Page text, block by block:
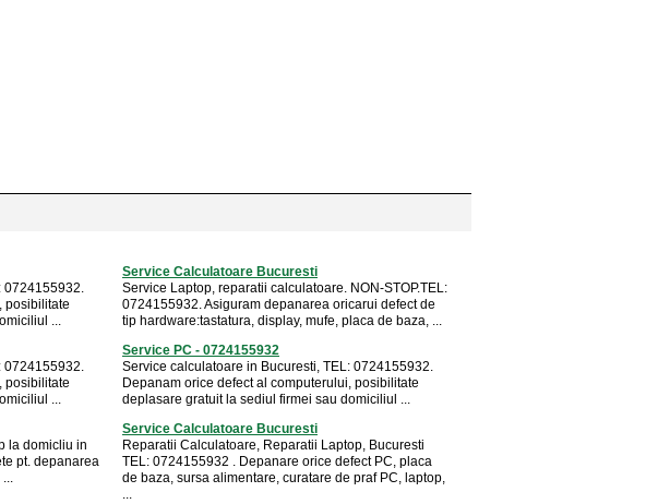
0724155932.
posibilitate
...
Service Calculatoare Bucuresti
Service Laptop, reparatii calculatoare. NON-STOP.TEL:
0724155932. Asiguram depanarea oricarui defect de
tip hardware:tastatura, display, mufe, placa de baza, ...
0724155932.
posibilitate
...
Service PC - 0724155932
Service calculatoare in Bucuresti, TEL: 0724155932.
Depanam orice defect al computerului, posibilitate
deplasare gratuit la sediul firmei sau domiciliul ...
la domicliu in
pt. depanarea
Service Calculatoare Bucuresti
Reparatii Calculatoare, Reparatii Laptop, Bucuresti
TEL: 0724155932 . Depanare orice defect PC, placa
de baza, sursa alimentare, curatare de praf PC, laptop,
...